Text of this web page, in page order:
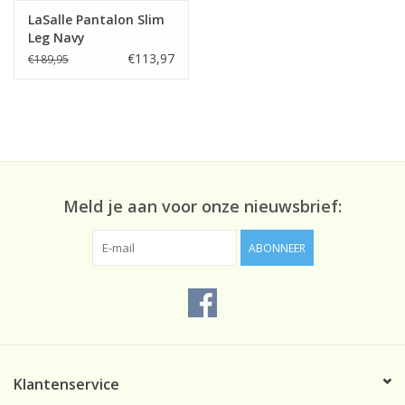
LaSalle Pantalon Slim
Leg Navy
€189,95 €113,97
Meld je aan voor onze nieuwsbrief:
ABONNEER
Klantenservice